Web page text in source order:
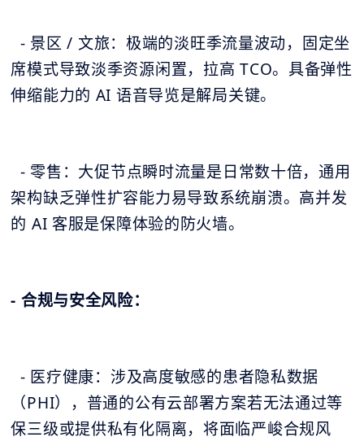
- 景区 / 文旅：极端的淡旺季流量波动，固定坐
席模式导致淡季资源闲置，拉高 TCO。具备弹性
伸缩能力的 AI 语音导览是解局关键。
- 零售：大促节点瞬时流量是日常数十倍，通用
架构缺乏弹性扩容能力易导致系统崩溃。高并发
的 AI 客服是保障体验的防火墙。
- 合规与安全风险：
- 医疗健康：涉及高度敏感的患者隐私数据
（PHI），普通的公有云部署方案若无法通过等
保三级或提供私有化隔离，将面临严峻合规风